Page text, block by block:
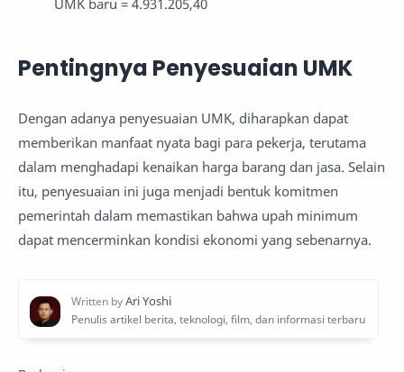
UMK baru = 4.931.205,40
Pentingnya Penyesuaian UMK
Dengan adanya penyesuaian UMK, diharapkan dapat
memberikan manfaat nyata bagi para pekerja, terutama
dalam menghadapi kenaikan harga barang dan jasa. Selain
itu, penyesuaian ini juga menjadi bentuk komitmen
pemerintah dalam memastikan bahwa upah minimum
dapat mencerminkan kondisi ekonomi yang sebenarnya.